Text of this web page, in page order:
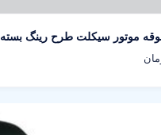
موتور سیکلت طرح رینگ بسته 12 عددی